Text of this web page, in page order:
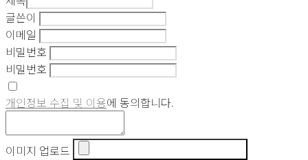
글쓴이
이메일
비밀번호
비밀번호
개인정보 수집 및 이용에 동의합니다.
이미지 업로드